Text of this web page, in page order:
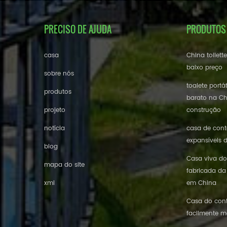
PRECISO DE AJUDA
casa
sobre nós
produtos
projeto
notícia
blog
mapa do site
xml
China
baixo preço
toalete
barato na
construção
casa de
expansíveis
Casa viva
fabricada
em China
Casa do
facilmente